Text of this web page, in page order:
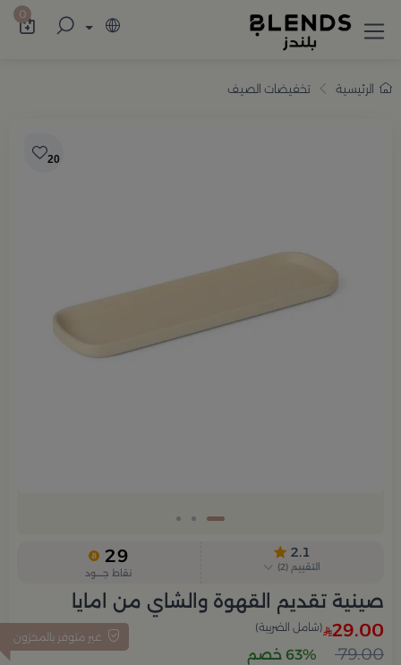
تسوّق من بلندز تشكيلة تضم ترامس القهوة 0
الرئيسية تخفيضات الصيف
20
2.1
التقييم (
2
)
29
نقاط جــــود
صينية تقديم القهوة والشاي من امايا
غير متوفر بالمخزون 29.00 (شامل الضريبة)
79.00 63% خصم